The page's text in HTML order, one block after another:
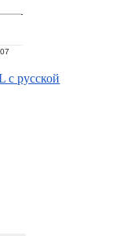
с русской